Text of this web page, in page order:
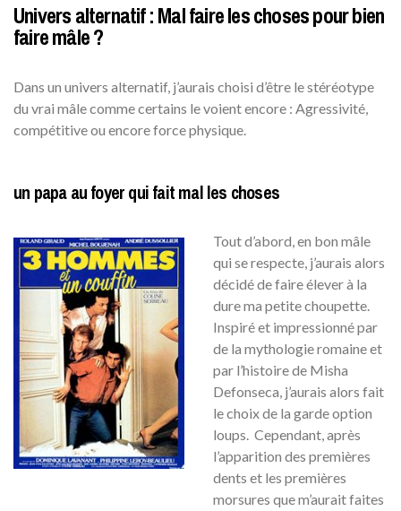
Univers alternatif : Mal faire les choses pour bien
faire mâle ?
Dans un univers alternatif, j’aurais choisi d’être le stéréotype
du vrai mâle comme certains le voient encore : Agressivité,
compétitive ou encore force physique.
un papa au foyer qui fait mal les choses
Tout d’abord, en bon mâle
qui se respecte, j’aurais alors
décidé de faire élever à la
dure ma petite choupette.
Inspiré et impressionné par
de la mythologie romaine et
par l’histoire de Misha
Defonseca, j’aurais alors fait
le choix de la garde option
loups. Cependant, après
l’apparition des premières
dents et les premières
morsures que m’aurait faites